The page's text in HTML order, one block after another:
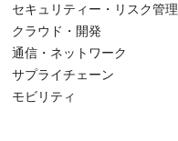
セキュリティー・リスク管理
クラウド・開発
通信・ネットワーク
サプライチェーン
モビリティ